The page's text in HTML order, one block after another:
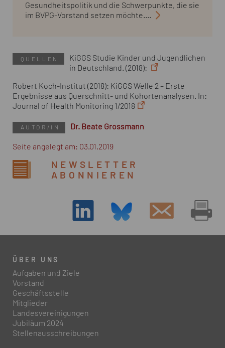
Gesundheitspolitik und die Schwerpunkte, die sie
im BVPG-Vorstand setzen möchte....
QUELLEN
KiGGS Studie Kinder und Jugendlichen
in Deutschland. (2018):
Robert Koch-Institut (2018): KiGGS Welle 2 – Erste
Ergebnisse aus Querschnitt- und Kohortenanalysen. In:
Journal of Health Monitoring 1/2018
AUTOR/IN Dr. Beate Grossmann
Seite angelegt am: 03.01.2019
NEWSLETTER
ABONNIEREN
ÜBER UNS
Aufgaben und Ziele
Vorstand
Geschäftsstelle
Mitglieder
Landesvereinigungen
Jubiläum 2024
Stellenausschreibungen